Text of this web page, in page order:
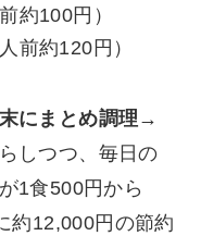
約100円）
前約120円）
にまとめ調理→
しつつ、毎日の
1食500円から
約12,000円の節約